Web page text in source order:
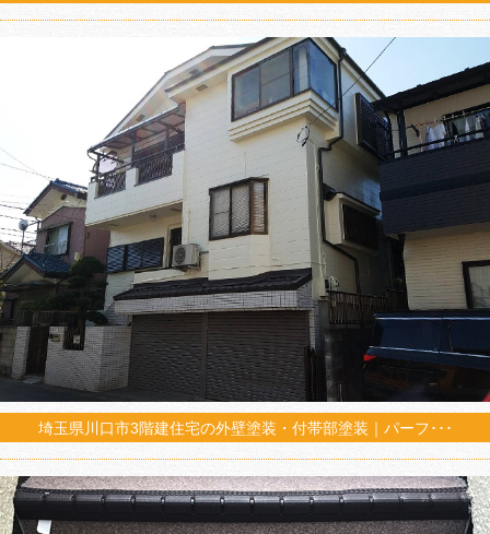
埼玉県川口市3階建住宅の外壁塗装・付帯部塗装｜パーフ･･･